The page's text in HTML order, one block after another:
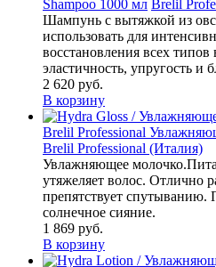
Shampoo 1000 мл Brelil
Шампунь с вытяжкой из
использовать для
восстановления всех
эластичность, упругость и
2 620 руб.
В корзину
Brelil Professional
Brelil Professional (Италия)
Увлажняющее
утяжеляет волос. Отлично
препятствует спутыванию.
солнечное сияние.
1 869 руб.
В корзину